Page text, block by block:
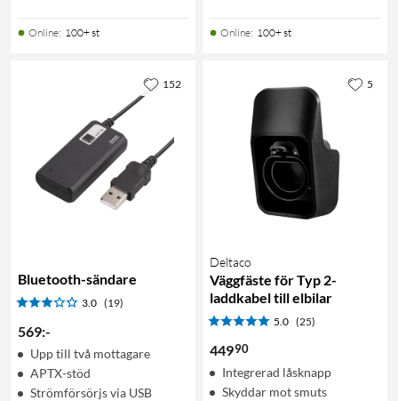
Online: 100+ st Online: 100+ st
Bluetooth-sändare
3.0 (19)
569:-
Upp till två mottagare
APTX-stöd
Strömförsörjs via USB
152
Deltaco
Väggfäste för Typ 2-
laddkabel till elbilar
5.0 (25)
44990
Integrerad låsknapp
Skyddar mot smuts
5